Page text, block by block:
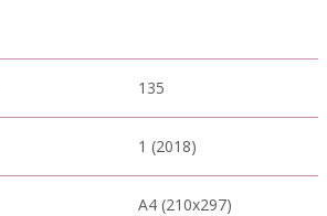
135
1 (2018)
A4 (210x297)